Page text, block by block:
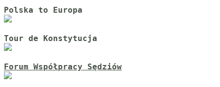
Polska to Europa
Tour de Konstytucja
Forum Współpracy Sędziów